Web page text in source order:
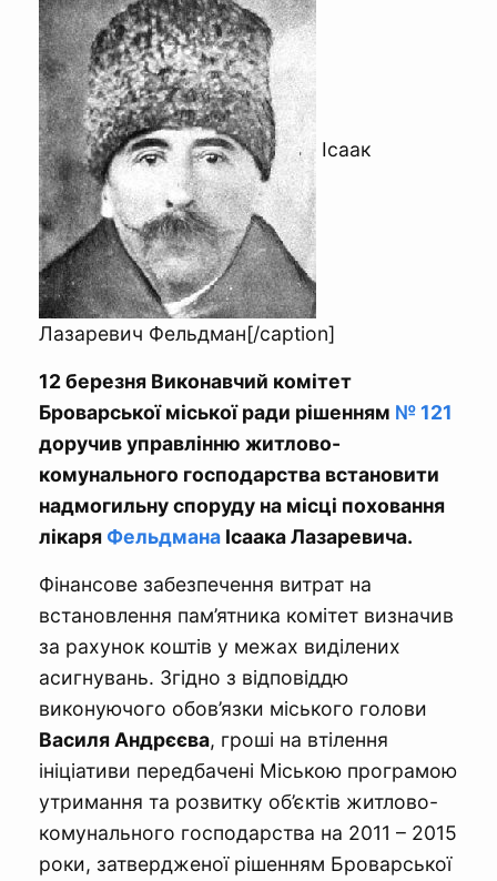
Ісаак
Лазаревич Фельдман[/caption]
12 березня Виконавчий комітет
Броварської міської ради рішенням № 121
доручив управлінню житлово-
комунального господарства встановити
надмогильну споруду на місці поховання
лікаря Фельдмана Ісаака Лазаревича.
Фінансове забезпечення витрат на
встановлення пам’ятника комітет визначив
за рахунок коштів у межах виділених
асигнувань. Згідно з відповіддю
виконуючого обов’язки міського голови
Василя Андрєєва, гроші на втілення
ініціативи передбачені Міською програмою
утримання та розвитку об’єктів житлово-
комунального господарства на 2011 – 2015
роки, затвердженої рішенням Броварської